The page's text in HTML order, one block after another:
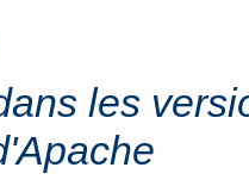
les